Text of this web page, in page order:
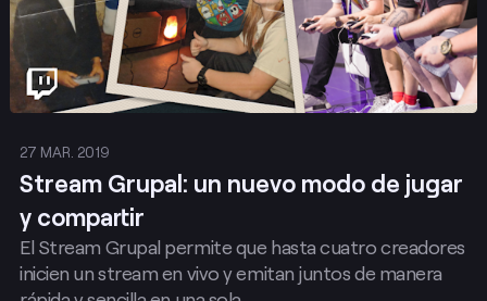
27 MAR. 2019
Stream Grupal: un nuevo modo de jugar
y compartir
El Stream Grupal permite que hasta cuatro creadores
inicien un stream en vivo y emitan juntos de manera